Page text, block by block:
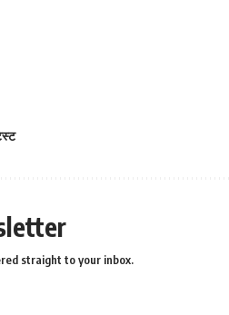
straight to your inbox.